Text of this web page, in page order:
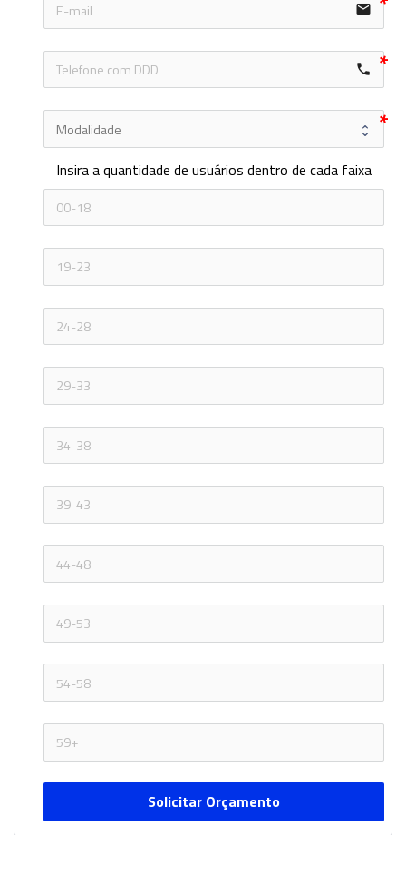
email
local_phone
Insira a quantidade de usuários dentro de cada faixa
Solicitar Orçamento